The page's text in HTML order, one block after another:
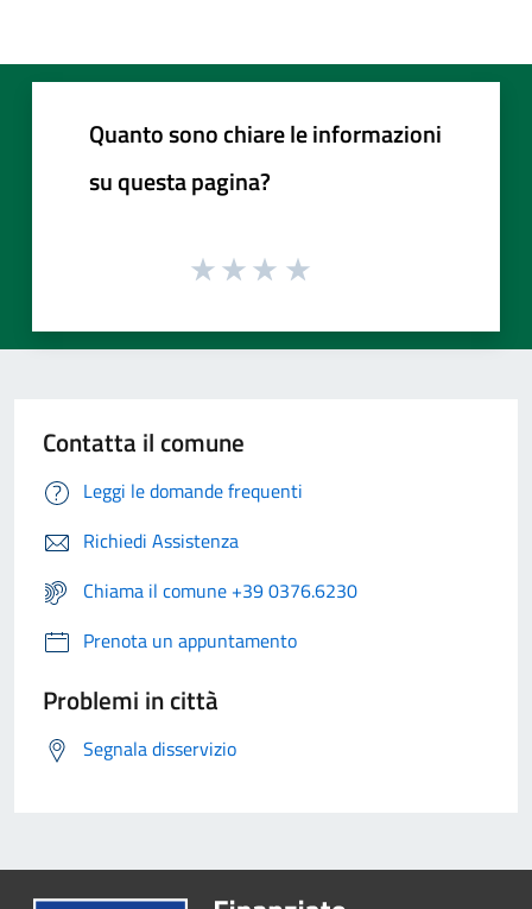
Quanto sono chiare le informazioni
su questa pagina?
Contatta il comune
Leggi le domande frequenti
Richiedi Assistenza
Chiama il comune +39 0376.6230
Prenota un appuntamento
Problemi in città
Segnala disservizio